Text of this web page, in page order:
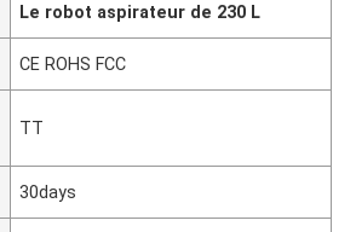
Le robot aspirateur de 230 L
CE ROHS FCC
TT
30days